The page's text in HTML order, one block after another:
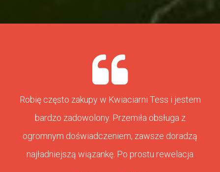
Robię często zakupy w Kwiaciarni Tess i jestem
bardzo zadowolony. Przemiła obsługa z
ogromnym doświadczeniem, zawsze doradzą
najładniejszą wiązankę. Po prostu rewelacja